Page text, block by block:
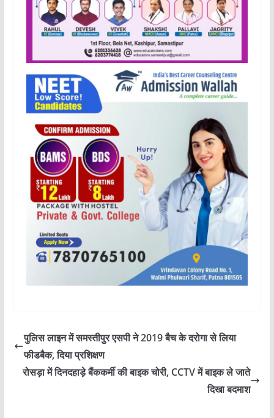
पुलिस लाइन में समस्तीपुर एसपी ने 2019 बैच के दरोगा से लिया
फीडबैक, दिया प्रशिक्षण
रोसड़ा में दिनदहाड़े बैंककर्मी की बाइक चोरी, CCTV में बाइक ले जाते
दिखा बदमाश